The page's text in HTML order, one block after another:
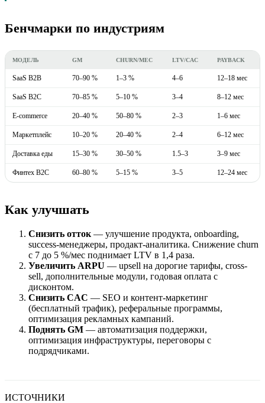
Бенчмарки по индустриям
МОДЕЛЬ GM CHURN/МЕС LTV/CAC PAYBACK
SaaS B2B 70–90 % 1–3 % 4–6 12–18 мес
SaaS B2C 70–85 % 5–10 % 3–4 8–12 мес
E-commerce 20–40 % 50–80 % 2–3 1–6 мес
Маркетплейс 10–20 % 20–40 % 2–4 6–12 мес
Доставка еды 15–30 % 30–50 % 1.5–3 3–9 мес
Финтех B2C 60–80 % 5–15 % 3–5 12–24 мес
Как улучшать
Снизить отток — улучшение продукта, onboarding,
success-менеджеры, продакт-аналитика. Снижение churn
с 7 до 5 %/мес поднимает LTV в 1,4 раза.
Увеличить ARPU — upsell на дорогие тарифы, cross-
sell, дополнительные модули, годовая оплата с
дисконтом.
Снизить CAC — SEO и контент-маркетинг
(бесплатный трафик), реферальные программы,
оптимизация рекламных кампаний.
Поднять GM — автоматизация поддержки,
оптимизация инфраструктуры, переговоры с
подрядчиками.
ИСТОЧНИКИ